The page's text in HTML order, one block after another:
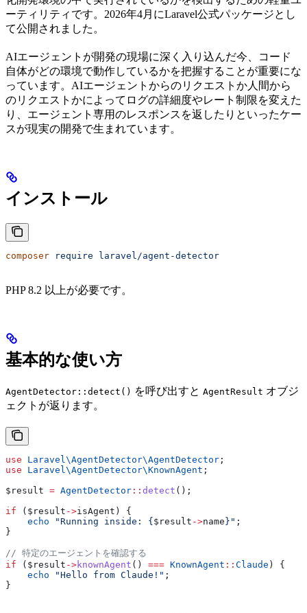
ーティリティです。2026年4月にLaravel公式パッケージとし
て公開されました。
AIエージェントが開発の現場に深く入り込んだ今、コード
自体がどの環境で動作しているかを把握することが重要にな
っています。AIエージェントからのリクエストか人間から
のリクエストかによってログの詳細度やレート制限を変えた
り、エージェント専用のレスポンスを返したりといったケー
スが現実の開発で生まれています。
インストール
composer require laravel/agent-detector
PHP 8.2 以上が必要です。
基本的な使い方
AgentDetector::detect() を呼び出すと AgentResult オブジ
ェクトが返ります。
use Laravel\AgentDetector\AgentDetector ;
use Laravel\AgentDetector\KnownAgent ;
$result = AgentDetector :: detect ();
if ( $result ->isAgent ) {
    echo
"Running inside: { $result ->name }" ;
}
// 特定のエージェントを確認する
if ( $result ->knownAgent () === KnownAgent :: Claude ) {
    echo
"Hello from Claude!" ;
}